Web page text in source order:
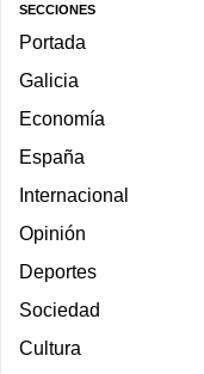
SECCIONES
Portada
Galicia
Economía
España
Internacional
Opinión
Deportes
Sociedad
Cultura